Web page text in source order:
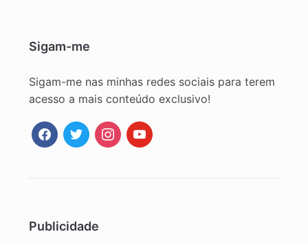
Sigam-me
Sigam-me nas minhas redes sociais para terem
acesso a mais conteúdo exclusivo!
facebooktwitterinstagram
youtube
Publicidade